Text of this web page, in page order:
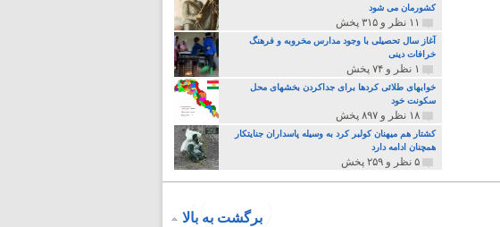
کشورمان می شود
۱۱ نظر و ۳۱۵ پخش
آغاز سال تحصیلی با وجود مدارس مخروبه و فرهنگ
خرافات دینی
۱ نظر و ۷۴ پخش
خوابهای طلائی کردها برای جداکردن بخشهای محل
سکونت خود
۱۸ نظر و ۸۹۷ پخش
کشتار هم میهنان کولبر کرد به وسیله پاسداران جنایتکار
همچنان ادامه دارد
۵ نظر و ۲۵۹ پخش
برگشت به بالا